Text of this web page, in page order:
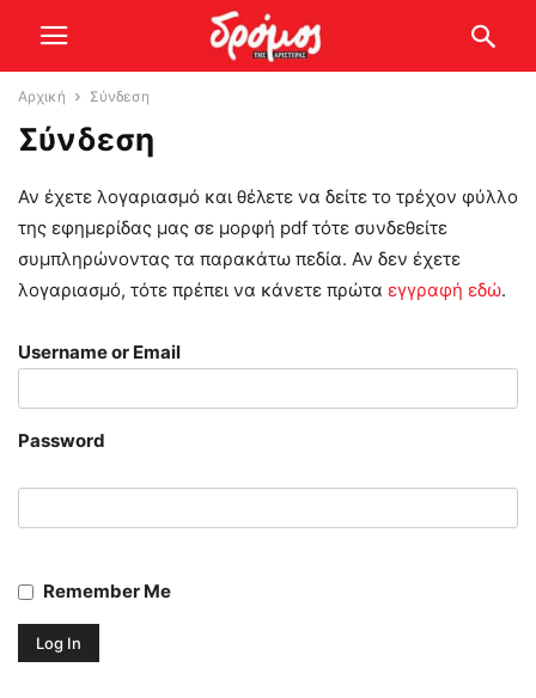
Αρχική Σύνδεση
Σύνδεση
Αν έχετε λογαριασμό και θέλετε να δείτε το τρέχον φύλλο
της εφημερίδας μας σε μορφή pdf τότε συνδεθείτε
συμπληρώνοντας τα παρακάτω πεδία. Αν δεν έχετε
λογαριασμό, τότε πρέπει να κάνετε πρώτα εγγραφή εδώ.
Username or Email
Password
Remember Me